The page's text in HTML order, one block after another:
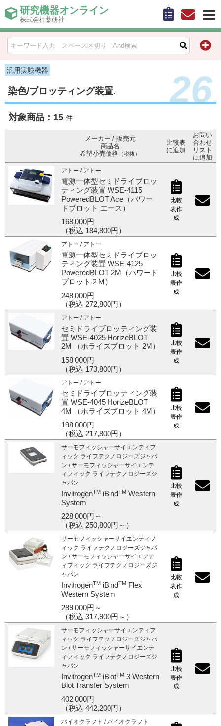
研究機器オンライン
株式会社薬研社
汎用実験機器
染色/ブロッティング装置. 26
対象商品： 15 件
メーカー / 販売元
商品名
希望小売価格 （税抜）
比較表
に追加
お問い
合わせ
リスト
に追加
アトー / アトー
電源一体型セミドライブロッ
ティング装置 WSE-4115
PoweredBLOT Ace（パワー
ドブロット エース）
168,000円
（税込 184,800円）
比較
表作
成
アトー / アトー
電源一体型セミドライブロッ
ティング装置 WSE-4125
PoweredBLOT 2M（パワード
ブロット２M）
248,000円
（税込 272,800円）
比較
表作
成
アトー / アトー
セミドライブロッティング装
置 WSE-4025 HorizeBLOT
2M （ホライズブロット 2M）
158,000円
（税込 173,800円）
比較
表作
成
アトー / アトー
セミドライブロッティング装
置 WSE-4045 HorizeBLOT
4M （ホライズブロット 4M）
198,000円
（税込 217,800円）
比較
表作
成
サーモフィッシャーサイエンティフ
ィック ライフテクノロジーズジャパ
ン / サーモフィッシャーサイエンテ
ィフィック ライフテクノロジーズジ
ャパン
InvitrogenTM iBindTM Western
System
228,000円～
（税込 250,800円～）
比較
表作
成
サーモフィッシャーサイエンティフ
ィック ライフテクノロジーズジャパ
ン / サーモフィッシャーサイエンテ
ィフィック ライフテクノロジーズジ
ャパン
InvitrogenTM iBindTM Flex
Western System
289,000円～
（税込 317,900円～）
比較
表作
成
サーモフィッシャーサイエンティフ
ィック ライフテクノロジーズジャパ
ン / サーモフィッシャーサイエンテ
ィフィック ライフテクノロジーズジ
ャパン
InvitrogenTM iBlotTM 3 Western
Blot Transfer System
402,000円
（税込 442,200円）
比較
表作
成
バイオクラフト / バイオクラフト
HOME
比較表作成
お問い合わせ
お知らせ
機器キャンペーン情報一覧
カテゴリー一覧
メーカー別索引
ご利用ガイド
受託オンライン
ラボプランニング
実験フローガイド
ワケンG オンラインショップ
薬研社 ホームページ